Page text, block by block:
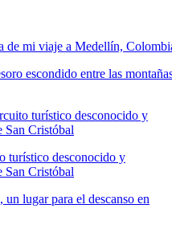
de mi viaje a Medellín,
escondido entre las
turístico desconocido y
San Cristóbal
turístico desconocido y
San Cristóbal
un lugar para el descanso en